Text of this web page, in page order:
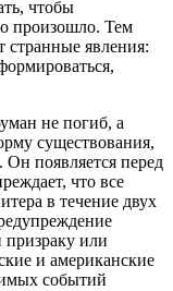
чтобы
произошло. Тем
странные явления:
не погиб, а
существования,
появляется перед
что все
в течение двух
призраку или
и американские
событий